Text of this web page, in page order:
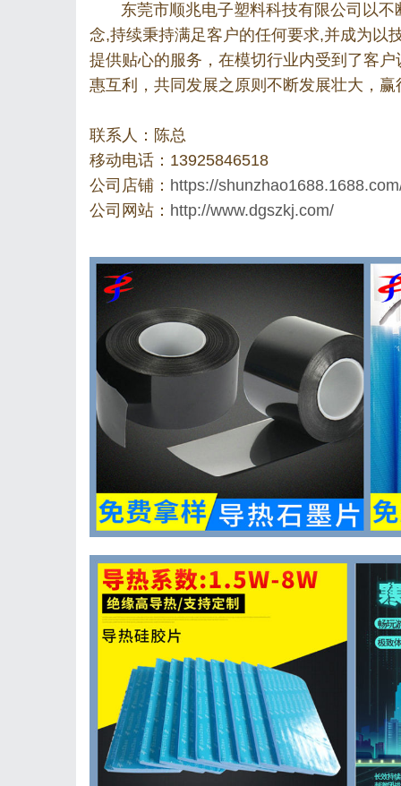
东莞市顺兆电子塑料科技有限公司以不
念,持续秉持满足客户的任何要求,并成为以
提供贴心的服务，在模切行业内受到了客
惠互利，共同发展之原则不断发展壮大，
联系人：陈总
移动电话：13925846518
公司店铺： https://
公司网站： http://www.dgszkj.com/